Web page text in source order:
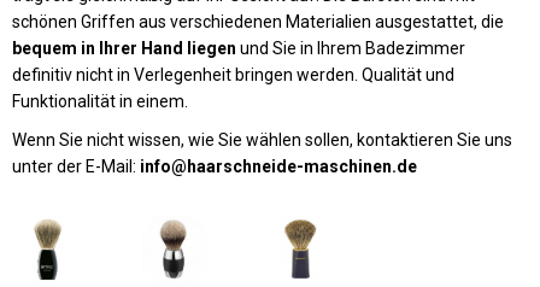
schönen Griffen aus verschiedenen Materialien ausgestattet, die
bequem in Ihrer Hand liegen und Sie in Ihrem Badezimmer
definitiv nicht in Verlegenheit bringen werden. Qualität und
Funktionalität in einem.
Wenn Sie nicht wissen, wie Sie wählen sollen, kontaktieren Sie uns
unter der E-Mail: info@haarschneide-maschinen.de